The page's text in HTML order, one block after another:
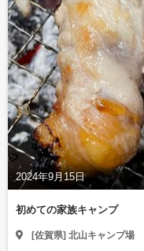
2024年9月15日
初めての家族キャンプ
[佐賀県] 北山キャンプ場